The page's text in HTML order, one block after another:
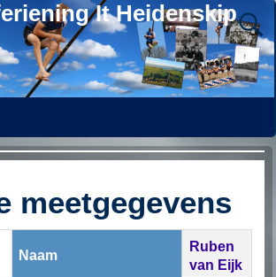
It Heidenskip
meetgegevens
Naam
Ruben
van Eijk